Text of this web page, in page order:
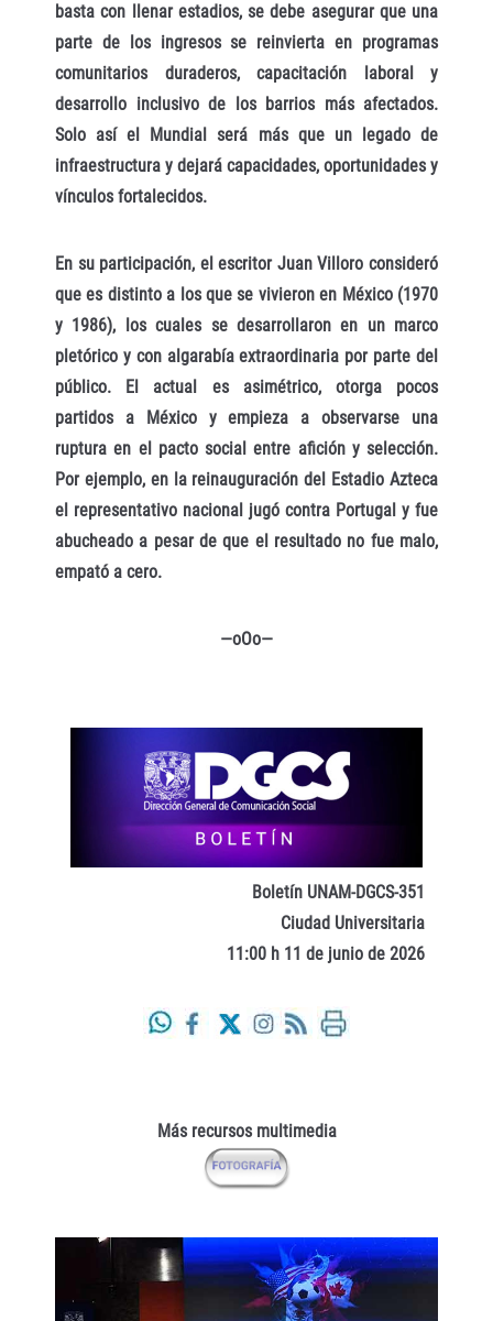
basta con llenar estadios, se debe asegurar que una
parte de los ingresos se reinvierta en programas
comunitarios duraderos, capacitación laboral y
desarrollo inclusivo de los barrios más afectados.
Solo así el Mundial será más que un legado de
infraestructura y dejará capacidades, oportunidades y
vínculos fortalecidos.
En su participación, el escritor Juan Villoro consideró
que es distinto a los que se vivieron en México (1970
y 1986), los cuales se desarrollaron en un marco
pletórico y con algarabía extraordinaria por parte del
público. El actual es asimétrico, otorga pocos
partidos a México y empieza a observarse una
ruptura en el pacto social entre afición y selección.
Por ejemplo, en la reinauguración del Estadio Azteca
el representativo nacional jugó contra Portugal y fue
abucheado a pesar de que el resultado no fue malo,
empató a cero.
—oOo—
Boletín UNAM-DGCS-351
Ciudad Universitaria
11:00 h 11 de junio de 2026
Más recursos multimedia